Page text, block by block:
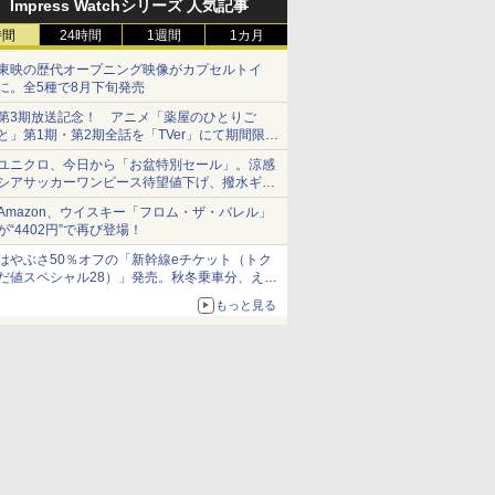
Impress Watchシリーズ 人気記事
24時間 1週間 1カ月
映の歴代オープニング映像がカプセルトイ
。全5種で8月下旬発売
3期放送記念！ アニメ「薬屋のひとりご
」第1期・第2期全話を「TVer」にて期間限定
順次無料配信開始
ニクロ、今日から「お盆特別セール」。涼感
アサッカーワンピース待望値下げ、撥水ギア
ョーツは1990円に
、ウイスキー「フロム・ザ・バレル」
“4402円”で再び登場！
やぶさ50％オフの「新幹線eチケット（トク
値スペシャル28）」発売。秋冬乗車分、えき
もっと見る